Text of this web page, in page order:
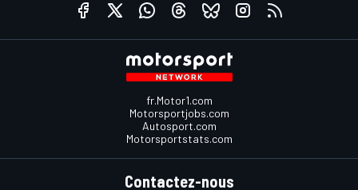
fr.Motor1.com
Motorsportjobs.com
Autosport.com
Motorsportstats.com
Contactez-nous